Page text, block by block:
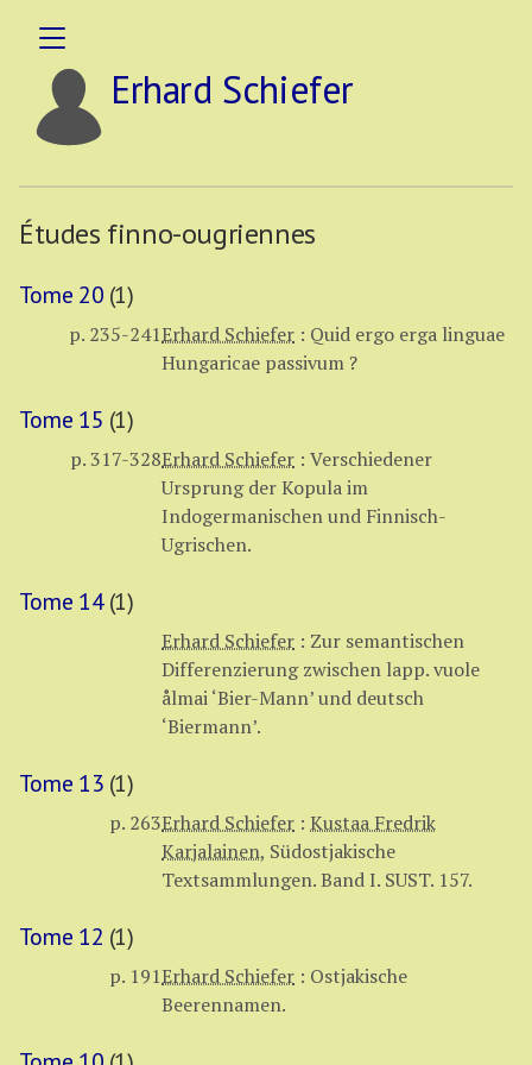
Erhard Schiefer
Études finno-ougriennes
Tome 20 (1)
p. 235-241Erhard Schiefer : Quid ergo erga linguae
Hungaricae passivum ?
Tome 15 (1)
p. 317-328Erhard Schiefer : Verschiedener
Ursprung der Kopula im
Indogermanischen und Finnisch-
Ugrischen.
Tome 14(1)
Erhard Schiefer : Zur semantischen
Differenzierung zwischen lapp. vuole
ålmai ‘Bier-Mann’ und deutsch
‘Biermann’.
Tome 13 (1)
p. 263Erhard Schiefer : Kustaa Fredrik
Karjalainen, Südostjakische
Textsammlungen. Band I. SUST. 157.
Tome 12 (1)
p. 191Erhard Schiefer : Ostjakische
Beerennamen.